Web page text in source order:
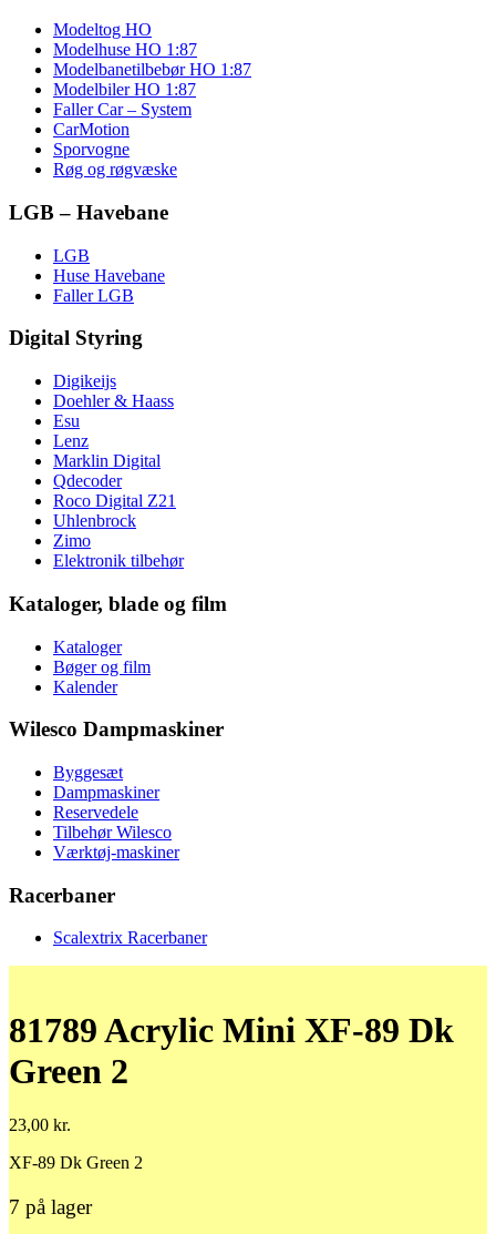
Modeltog HO
Modelhuse HO 1:87
Modelbanetilbebør HO 1:87
Modelbiler HO 1:87
Faller Car – System
CarMotion
Sporvogne
Røg og røgvæske
LGB – Havebane
LGB
Huse Havebane
Faller LGB
Digital Styring
Digikeijs
Doehler & Haass
Esu
Lenz
Marklin Digital
Qdecoder
Roco Digital Z21
Uhlenbrock
Zimo
Elektronik tilbehør
Kataloger, blade og film
Kataloger
Bøger og film
Kalender
Wilesco Dampmaskiner
Byggesæt
Dampmaskiner
Reservedele
Tilbehør Wilesco
Værktøj-maskiner
Racerbaner
Scalextrix Racerbaner
81789 Acrylic Mini XF-89 Dk
Green 2
23,00 kr.
XF-89 Dk Green 2
7 på lager